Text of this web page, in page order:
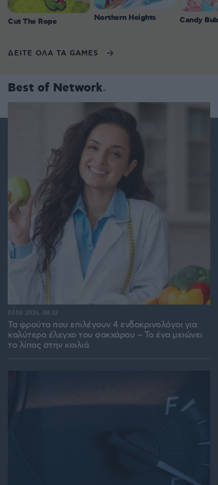
Cut The Rope Northern Heights Candy
ΔΕΙΤΕ ΟΛΑ ΤΑ GAMES
Best of Network
Τα φρούτα που επιλέγουν 4 ενδοκρινολόγοι για
καλύτερο έλεγχο του σακχάρου – Το ένα μειώνει
το λίπος στην κοιλιά
07.08.2026, 08:32